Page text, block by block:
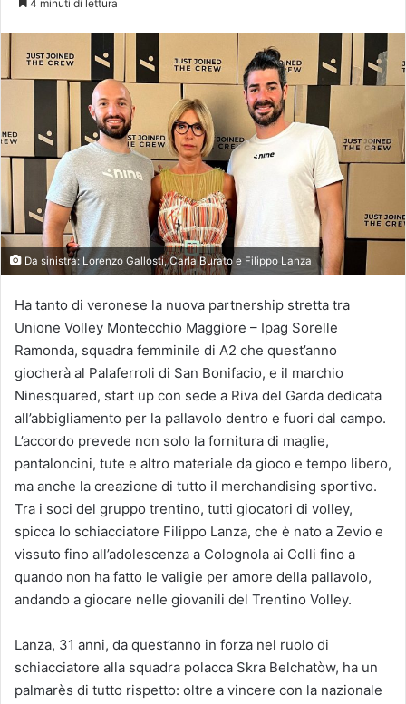
4 minuti di lettura
Da sinistra: Lorenzo Gallosti, Carla Burato e Filippo Lanza
Ha tanto di veronese la nuova partnership stretta tra
Unione Volley Montecchio Maggiore – Ipag Sorelle
Ramonda, squadra femminile di A2 che quest’anno
giocherà al Palaferroli di San Bonifacio, e il marchio
Ninesquared, start up con sede a Riva del Garda dedicata
all’abbigliamento per la pallavolo dentro e fuori dal campo.
L’accordo prevede non solo la fornitura di maglie,
pantaloncini, tute e altro materiale da gioco e tempo libero,
ma anche la creazione di tutto il merchandising sportivo.
Tra i soci del gruppo trentino, tutti giocatori di volley,
spicca lo schiacciatore Filippo Lanza, che è nato a Zevio e
vissuto fino all’adolescenza a Colognola ai Colli fino a
quando non ha fatto le valigie per amore della pallavolo,
andando a giocare nelle giovanili del Trentino Volley.
Lanza, 31 anni, da quest’anno in forza nel ruolo di
schiacciatore alla squadra polacca Skra Belchatòw, ha un
palmarès di tutto rispetto: oltre a vincere con la nazionale